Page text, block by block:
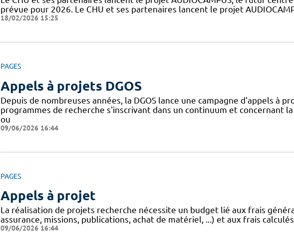
prévue pour 2026. Le CHU et ses partenaires lancent le projet
18/02/2026 15:25
PAGES
Appels à projets DGOS
Depuis de nombreuses années, la DGOS lance une campagne d'appels à
programmes de recherche s'inscrivant dans un continuum et concernant
ou
09/06/2026 16:44
PAGES
Appels à projet
La réalisation de projets recherche nécessite un budget lié aux frais
assurance, missions, publications, achat de matériel, ...) et aux frais
09/06/2026 16:44